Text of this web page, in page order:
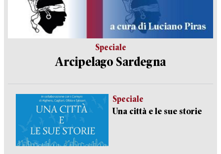
Speciale
Arcipelago Sardegna
Speciale
Una città e le sue storie